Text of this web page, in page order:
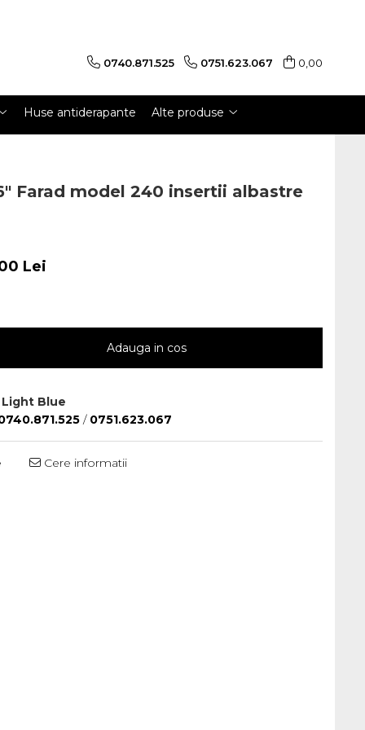
0740.871.525 0751.623.067 0,00
Huse antiderapante Alte produse
Farad model 240 insertii albastre
Lei
Adauga in cos
Blue
/ 0751.623.067
Cere informatii